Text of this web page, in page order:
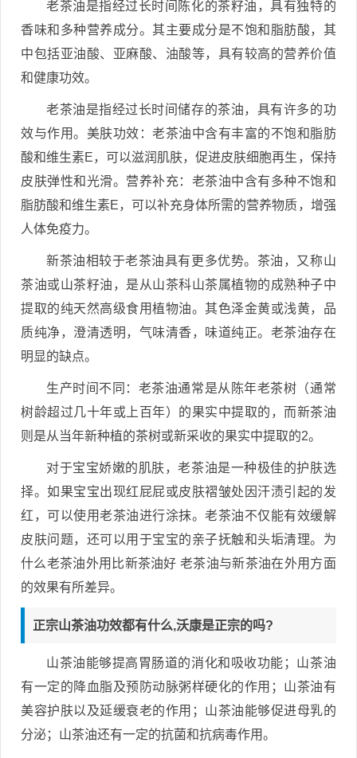
老茶油是指经过长时间陈化的茶籽油，具有独特的
香味和多种营养成分。其主要成分是不饱和脂肪酸，其
中包括亚油酸、亚麻酸、油酸等，具有较高的营养价值
和健康功效。
老茶油是指经过长时间储存的茶油，具有许多的功
效与作用。美肤功效：老茶油中含有丰富的不饱和脂肪
酸和维生素E，可以滋润肌肤，促进皮肤细胞再生，保持
皮肤弹性和光滑。营养补充：老茶油中含有多种不饱和
脂肪酸和维生素E，可以补充身体所需的营养物质，增强
人体免疫力。
新茶油相较于老茶油具有更多优势。茶油，又称山
茶油或山茶籽油，是从山茶科山茶属植物的成熟种子中
提取的纯天然高级食用植物油。其色泽金黄或浅黄，品
质纯净，澄清透明，气味清香，味道纯正。老茶油存在
明显的缺点。
生产时间不同：老茶油通常是从陈年老茶树（通常
树龄超过几十年或上百年）的果实中提取的，而新茶油
则是从当年新种植的茶树或新采收的果实中提取的2。
对于宝宝娇嫩的肌肤，老茶油是一种极佳的护肤选
择。如果宝宝出现红屁屁或皮肤褶皱处因汗渍引起的发
红，可以使用老茶油进行涂抹。老茶油不仅能有效缓解
皮肤问题，还可以用于宝宝的亲子抚触和头垢清理。为
什么老茶油外用比新茶油好 老茶油与新茶油在外用方面
的效果有所差异。
正宗山茶油功效都有什么,沃康是正宗的吗?
山茶油能够提高胃肠道的消化和吸收功能；山茶油
有一定的降血脂及预防动脉粥样硬化的作用；山茶油有
美容护肤以及延缓衰老的作用；山茶油能够促进母乳的
分泌；山茶油还有一定的抗菌和抗病毒作用。